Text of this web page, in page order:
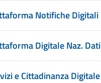
Notifiche Digitali
Digitale Naz. Dati
e Cittadinanza Digitale